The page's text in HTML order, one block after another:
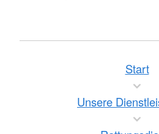
Start
Unsere